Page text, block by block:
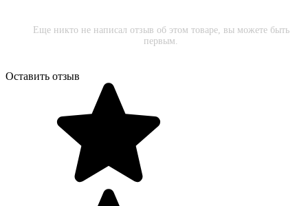
Еще никто не написал отзыв об этом товаре, вы можете быть
первым.
Оставить отзыв